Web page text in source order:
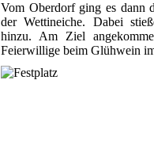
Vom Oberdorf ging es dann
der Wettineiche. Dabei
hinzu. Am Ziel
Feierwillige beim Glühwein